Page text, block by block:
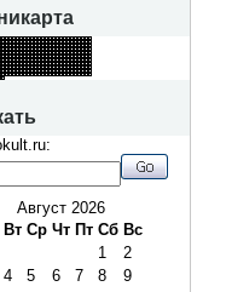
Август 2026
Вт Ср Чт Пт Сб Вс
1
2
4 5 6 7 8
9